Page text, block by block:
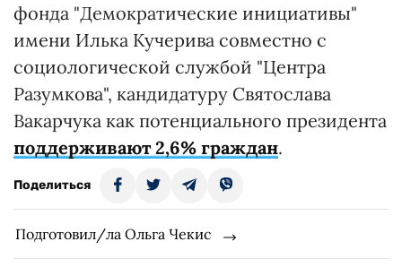
фонда "Демократические инициативы"
имени Илька Кучерива совместно с
социологической службой "Центра
Разумкова", кандидатуру Святослава
Вакарчука как потенциального президента
поддерживают 2,6% граждан.
Поделиться
Подготовил/ла Ольга Чекис